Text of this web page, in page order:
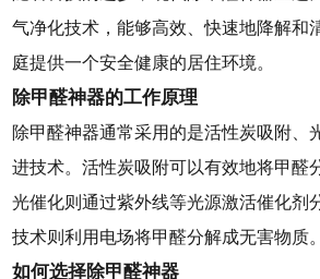
气净化技术，能够高效、快速地降解和
庭提供一个安全健康的居住环境。
除甲醛神器的工作原理
除甲醛神器通常采用的是活性炭吸附、
进技术。活性炭吸附可以有效地将甲醛
光催化则通过紫外线等光源激活催化剂
技术则利用电场将甲醛分解成无害物质。
如何选择除甲醛神器